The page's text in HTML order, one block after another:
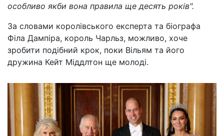
особливо якби вона правила ще десять років".
За словами королівського експерта та біографа
Філа Дампіра, король Чарльз, можливо, хоче
зробити подібний крок, поки Вільям та його
дружина Кейт Міддлтон ще молоді.